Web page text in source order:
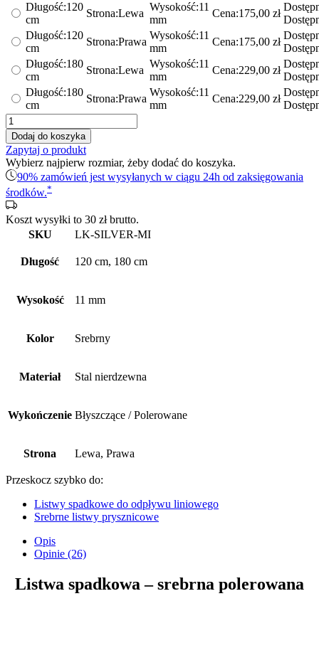
do
Długość:120
cm
Strona:Lewa
Wysokość:11
mm
Cena:175,00 zł
Długość:120
cm
Strona:Prawa
Wysokość:11
mm
Cena:175,00 zł
Długość:180
cm
Strona:Lewa
Wysokość:11
mm
Cena:229,00 zł
Długość:180
cm
Strona:Prawa
Wysokość:11
mm
Cena:229,00 zł
ilość
Listwa
brodzikowa
spadkowa
-
stal
nierdzewna
-
srebrna
polerowana
Dodaj do koszyka
Zapytaj o produkt
Wybierz najpierw rozmiar, żeby dodać do koszyka.
90% zamówień jest wysyłanych w ciągu 24h od zaksięgowania
środków.*
Koszt wysyłki to 30 złbrutto.
SKU
LK-SILVER-MI
Długość 120 cm, 180 cm
Wysokość 11 mm
Kolor Srebrny
Materiał Stal nierdzewna
Wykończenie Błyszczące / Polerowane
Strona Lewa, Prawa
Przeskocz szybko do:
Listwy spadkowe do odpływu liniowego
Srebrne listwy prysznicowe
Opis
Opinie (26)
Listwa spadkowa – srebrna polerowana